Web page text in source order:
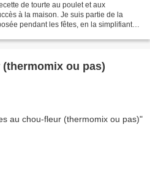
de tourte au poulet et aux
à la maison. Je suis partie de la
pendant les fêtes, en la simplifiant et
ou pas)